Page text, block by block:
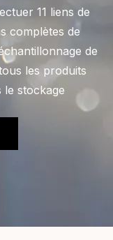
11 liens de
complètes de
de
les produits
le stockage